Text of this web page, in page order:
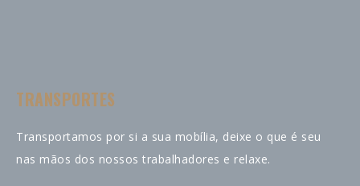
TRANSPORTES
Transportamos por si a sua mobília, deixe o que é seu
nas mãos dos nossos trabalhadores e relaxe.